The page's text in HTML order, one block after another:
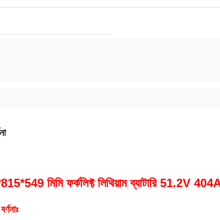
মিমি ফর্কলিফ্ট লিথিয়াম ব্যাটারি 51.2V